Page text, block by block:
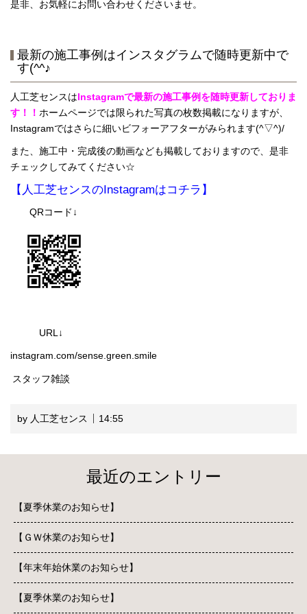
是非、お気軽にお問い合わせくださいませ。
最新の施工事例はインスタグラムで随時更新中で
す(^^♪
人工芝センスはInstagramで最新の施工事例を随時更新しておりま
す！！ ホームページでは限られた写真の枚数掲載になりますが、
Instagramではさらに細いビフォーアフターがみられます(^▽^)/
また、施工中・完成後の動画なども掲載しておりますので、是非
チェックしてみてください☆
【人工芝センスのInstagramはコチラ】
QRコード↓
URL↓
instagram.com/sense.green.smile
スタッフ雑談
by 人工芝センス 14:55
最近のエントリー
【夏季休業のお知らせ】
【ＧＷ休業のお知らせ】
【年末年始休業のお知らせ】
【夏季休業のお知らせ】